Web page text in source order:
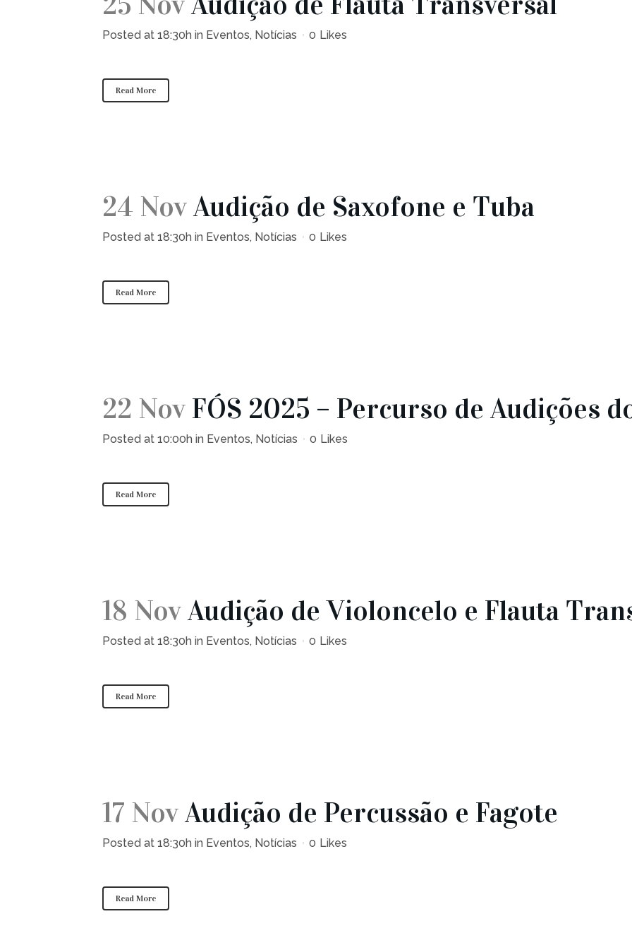
Posted at 18:30h in Eventos, Notícias 0 Likes
Read More
24 NovAudição de Saxofone e Tuba
Posted at 18:30h in Eventos, Notícias 0 Likes
Read More
22 Nov FÓS 2025 – Percurso de Audições
Posted at 10:00h in Eventos, Notícias 0 Likes
Read More
18 NovAudição de Violoncelo e Flauta
Posted at 18:30h in Eventos, Notícias 0 Likes
Read More
17 NovAudição de Percussão e Fagote
Posted at 18:30h in Eventos, Notícias 0 Likes
Read More